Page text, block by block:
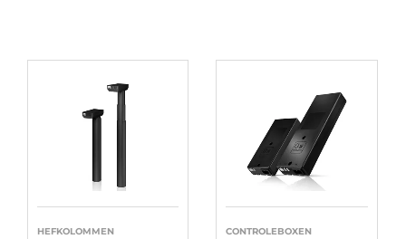
HEFKOLOMMEN CONTROLEBOXEN